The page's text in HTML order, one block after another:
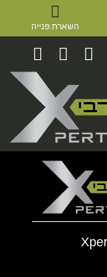
השארת פנייה